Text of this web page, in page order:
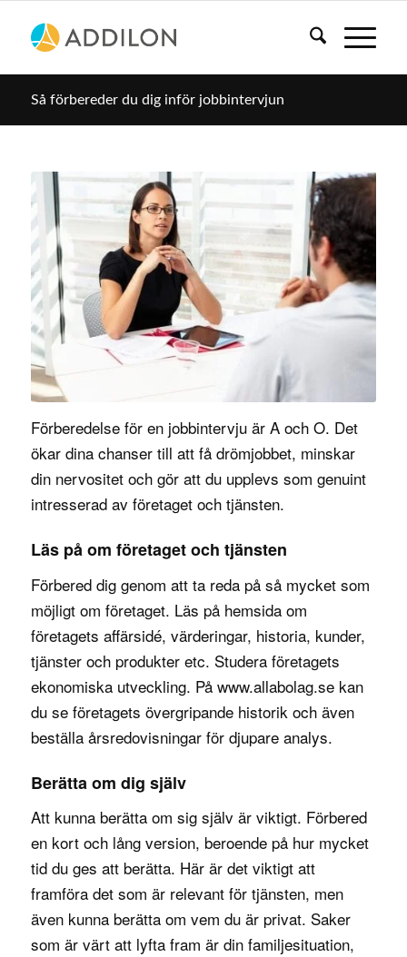
Så förbereder du dig inför jobbintervjun
Förberedelse för en jobbintervju är A och O. Det
ökar dina chanser till att få drömjobbet, minskar
din nervositet och gör att du upplevs som genuint
intresserad av företaget och tjänsten.
Läs på om företaget och tjänsten
Förbered dig genom att ta reda på så mycket som
möjligt om företaget. Läs på hemsida om
företagets affärsidé, värderingar, historia, kunder,
tjänster och produkter etc. Studera företagets
ekonomiska utveckling. På www.allabolag.se kan
du se företagets övergripande historik och även
beställa årsredovisningar för djupare analys.
Berätta om dig själv
Att kunna berätta om sig själv är viktigt. Förbered
en kort och lång version, beroende på hur mycket
tid du ges att berätta. Här är det viktigt att
framföra det som är relevant för tjänsten, men
även kunna berätta om vem du är privat. Saker
som är värt att lyfta fram är din familjesituation,